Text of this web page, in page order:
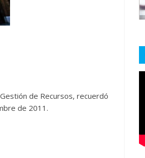
de Recursos, recuerdó
de 2011.